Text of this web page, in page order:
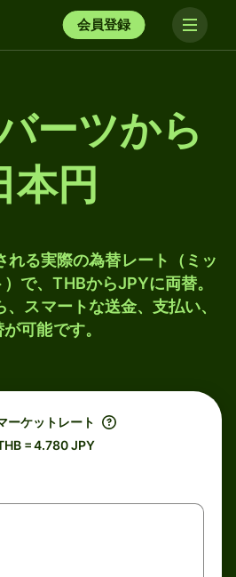
会員登録
ーツから
本円
る実際の為替レート（ミッ
で、THBからJPYに両替。
スマートな送金、支払い、
可能です。
ーケットレート
= 4.780 JPY